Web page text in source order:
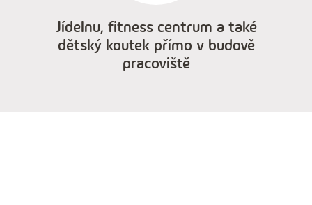
Jídelnu, fitness centrum a také
dětský koutek přímo v budově
pracoviště